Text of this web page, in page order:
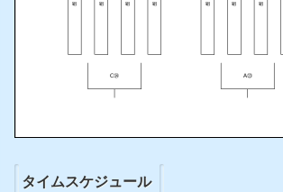
タイムスケジュール